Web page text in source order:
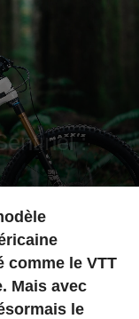
:
comme le VTT
Mais avec
le